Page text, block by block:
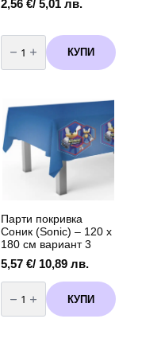
2,56 €/ 5,01 лв.
количество
за
Фолиев
балон
92
х
58
см
КУПИ
Парти покривка
Соник (Sonic) – 120 х
180 см вариант 3
5,57 €/ 10,89 лв.
количество
за
Парти
покривка
КУПИ